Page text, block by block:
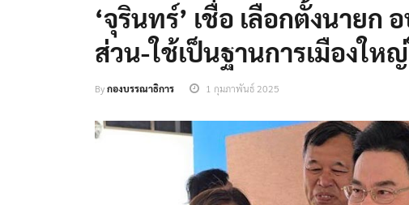
‘จุรินทร์’ เชื่อ เลือกตั้งนายก​
ส่วน-ใช้เป็นฐานการเมืองให
Byกองบรรณาธิการ 1 กุมภาพันธ์ 2025